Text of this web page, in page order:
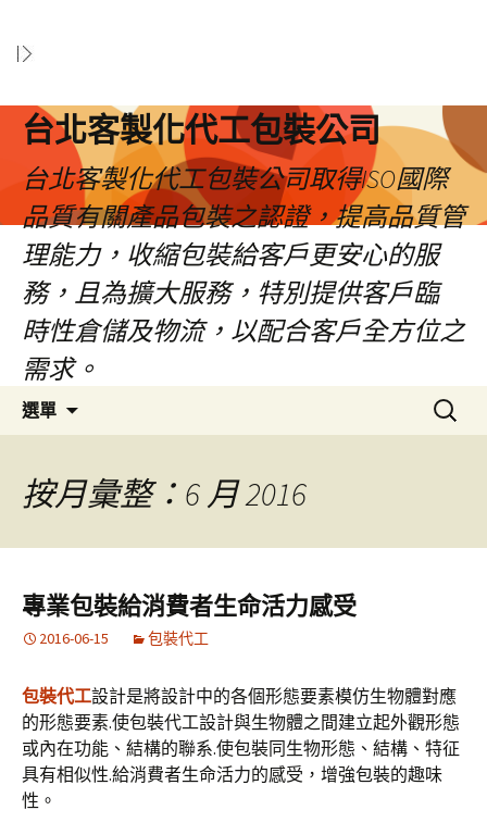
台北客製化代工包裝公司
台北客製化代工包裝公司取得ISO國際
品質有關產品包裝之認證，提高品質管
理能力，收縮包裝給客戶更安心的服
務，且為擴大服務，特別提供客戶臨
時性倉儲及物流，以配合客戶全方位之
需求。
選單
容
區
搜
尋
按月彙整：6 月 2016
專業包裝給消費者生命活力感受
2016-06-15 包裝代工
包裝代工設計是將設計中的各個形態要素模仿生物體對應
的形態要素.使包裝代工設計與生物體之間建立起外觀形態
或內在功能、結構的聯系.使包裝同生物形態、結構、特征
具有相似性.給消費者生命活力的感受，增強包裝的趣味
性。